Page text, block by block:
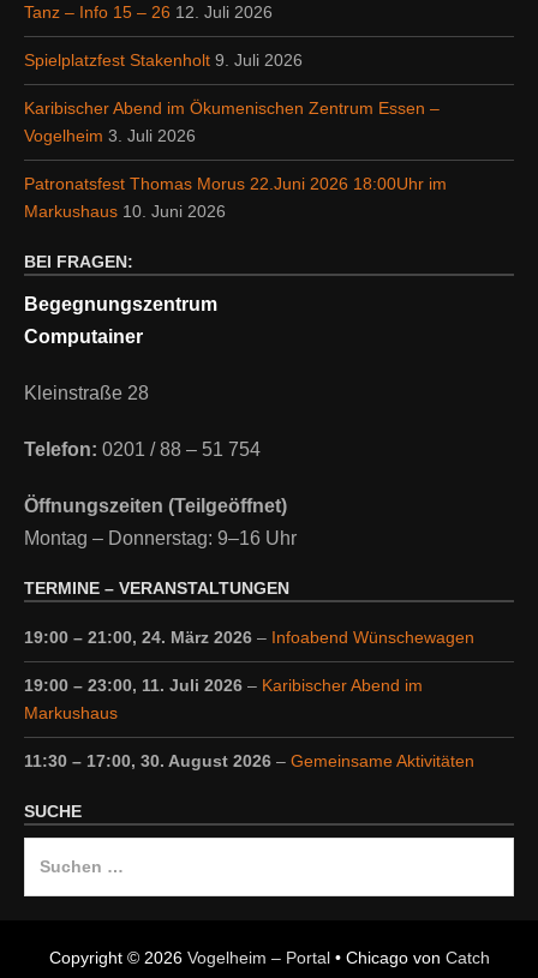
Tanz – Info 15 – 26 12. Juli 2026
Spielplatzfest Stakenholt 9. Juli 2026
Karibischer Abend im Ökumenischen Zentrum Essen –
Vogelheim 3. Juli 2026
Patronatsfest Thomas Morus 22.Juni 2026 18:00Uhr im
Markushaus 10. Juni 2026
BEI FRAGEN:
Begegnungszentrum
Computainer
Kleinstraße 28
Telefon: 0201 / 88 – 51 754
Öffnungszeiten (Teilgeöffnet)
Montag – Donnerstag: 9–16 Uhr
TERMINE – VERANSTALTUNGEN
19:00 – 21:00, 24. März 2026 – Infoabend Wünschewagen
19:00 – 23:00, 11. Juli 2026 – Karibischer Abend im
Markushaus
11:30 – 17:00, 30. August 2026 – Gemeinsame Aktivitäten
SUCHE
Copyright © 2026 Vogelheim – Portal• Chicago von Catch